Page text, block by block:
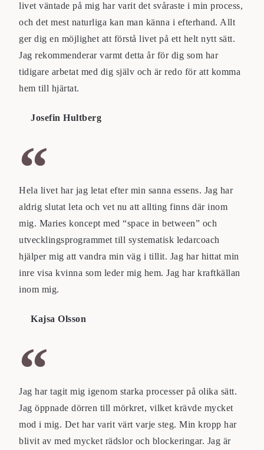
livet väntade på mig har varit det svåraste i min process,
och det mest naturliga kan man känna i efterhand. Allt
ger dig en möjlighet att förstå livet på ett helt nytt sätt.
Jag rekommenderar varmt detta år för dig som har
tidigare arbetat med dig själv och är redo för att komma
hem till hjärtat.
Josefin Hultberg
Hela livet har jag letat efter min sanna essens. Jag har
aldrig slutat leta och vet nu att allting finns där inom
mig. Maries koncept med “space in between” och
utvecklingsprogrammet till systematisk ledarcoach
hjälper mig att vandra min väg i tillit. Jag har hittat min
inre visa kvinna som leder mig hem. Jag har kraftkällan
inom mig.
Kajsa Olsson
Jag har tagit mig igenom starka processer på olika sätt.
Jag öppnade dörren till mörkret, vilket krävde mycket
mod i mig. Det har varit värt varje steg. Min kropp har
blivit av med mycket rädslor och blockeringar. Jag är